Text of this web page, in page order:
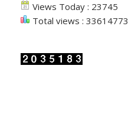
Views Today : 23745
Total views : 33614773